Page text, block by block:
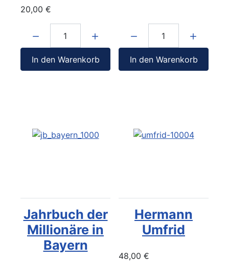
20,00 €
In den Warenkorb In den Warenkorb
Jahrbuch der
Millionäre in
Bayern
Hermann
Umfrid
48,00 €